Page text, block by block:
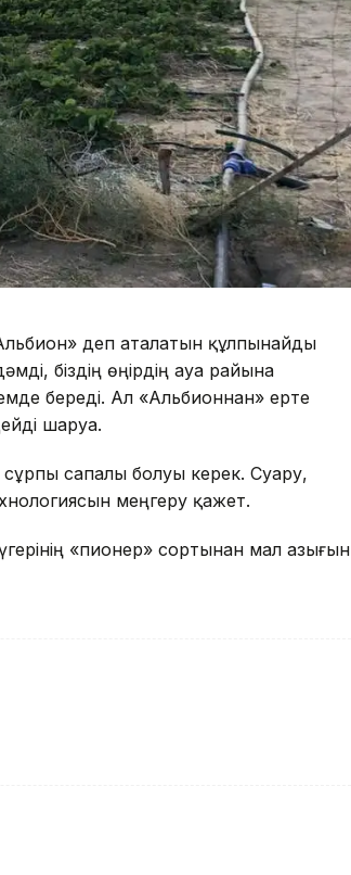
деп аталатын құлпынайды
біздің өңірдің ауа райына
береді. Ал «Альбионнан» ерте
шаруа.
сапалы болуы керек. Суару,
меңгеру қажет.
«пионер» сортынан мал азығын